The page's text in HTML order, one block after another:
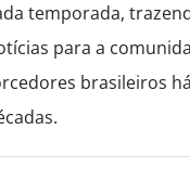
temporada,
para a
brasileiros